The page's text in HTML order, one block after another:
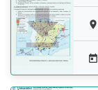
 
